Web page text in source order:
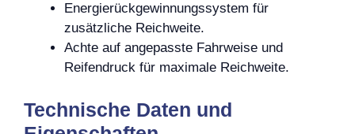
Energierückgewinnungssystem für
zusätzliche Reichweite.
Achte auf angepasste Fahrweise und
Reifendruck für maximale Reichweite.
Technische Daten und